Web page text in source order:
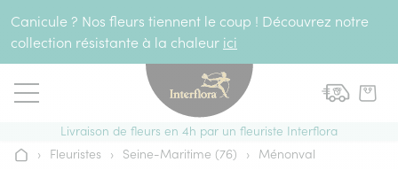
Canicule ? Nos fleurs tiennent le coup ! Découvrez notre
collection résistante à la chaleur ici
Livraison de fleurs en 4h par un fleuriste Interflora
Accueil
› Fleuristes › Seine-Maritime (76) › Ménonval